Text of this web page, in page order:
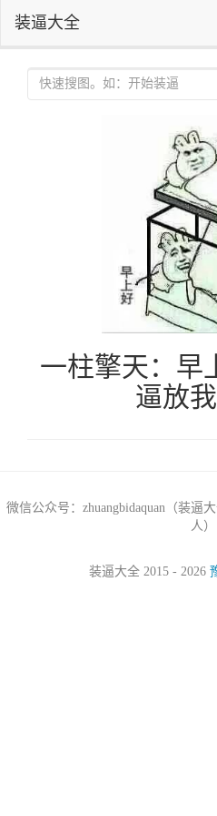
装逼大全
一柱擎天：早
逼放
微信公众号：zhuangbidaquan（装逼
人）
装逼大全 2015 - 2026